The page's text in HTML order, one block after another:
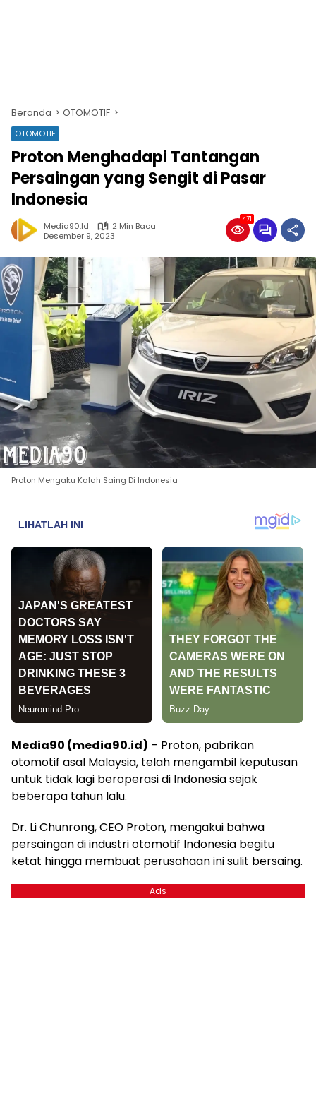
Beranda OTOMOTIF
OTOMOTIF
Proton Menghadapi Tantangan
Persaingan yang Sengit di Pasar
Indonesia
Media90.id
2 Min Baca
Desember 9, 2023
471
Proton Mengaku Kalah Saing Di Indonesia
Media90 (media90.id) – Proton, pabrikan
otomotif asal Malaysia, telah mengambil keputusan
untuk tidak lagi beroperasi di Indonesia sejak
beberapa tahun lalu.
Dr. Li Chunrong, CEO Proton, mengakui bahwa
persaingan di industri otomotif Indonesia begitu
ketat hingga membuat perusahaan ini sulit bersaing.
Ads